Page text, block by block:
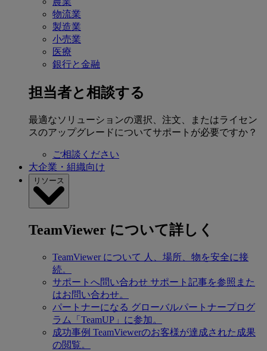
物流業
製造業
小売業
医療
銀行と金融
担当者と相談する
最適なソリューションの選択、注文、またはライセン
スのアップグレードについてサポートが必要ですか？
ご相談ください
大企業・組織向け
リソース
TeamViewer について詳しく
TeamViewer について 人、場所、物を安全に接
続。
サポートへ問い合わせ サポート記事を参照また
はお問い合わせ。
パートナーになる グローバルパートナープログ
ラム「TeamUP」に参加。
成功事例 TeamViewerのお客様が達成された成果
の閲覧。